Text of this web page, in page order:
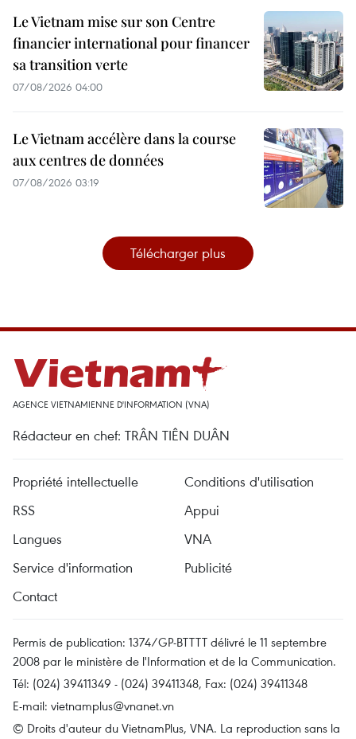
Le Vietnam mise sur son Centre
financier international pour financer
sa transition verte
07/08/2026 04:00
Le Vietnam accélère dans la course
aux centres de données
07/08/2026 03:19
Télécharger plus
AGENCE VIETNAMIENNE D'INFORMATION (VNA)
Rédacteur en chef: TRÂN TIÊN DUÂN
Propriété intellectuelle
Conditions d'utilisation
RSS
Appui
Langues
VNA
Service d'information
Publicité
Contact
Permis de publication: 1374/GP-BTTTT délivré le 11 septembre
2008 par le ministère de l'Information et de la Communication.
Tél: (024) 39411349 - (024) 39411348, Fax: (024) 39411348
E-mail: vietnamplus@vnanet.vn
© Droits d'auteur du VietnamPlus, VNA. La reproduction sans la